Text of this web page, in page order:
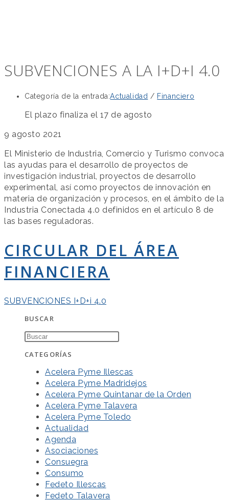
SUBVENCIONES A LA I+D+I 4.0
Categoría de la entrada:Actualidad / Financiero
El plazo finaliza el 17 de agosto
9 agosto 2021
El Ministerio de Industria, Comercio y Turismo convoca
las ayudas para el desarrollo de proyectos de
investigación industrial, proyectos de desarrollo
experimental, así como proyectos de innovación en
materia de organización y procesos, en el ámbito de la
Industria Conectada 4.0 definidos en el artículo 8 de
las bases reguladoras.
CIRCULAR DEL ÁREA
FINANCIERA
SUBVENCIONES I+D+i 4.0
BUSCAR
CATEGORÍAS
Acelera Pyme Illescas
Acelera Pyme Madridejos
Acelera Pyme Quintanar de la Orden
Acelera Pyme Talavera
Acelera Pyme Toledo
Actualidad
Agenda
Asociaciones
Consuegra
Consumo
Fedeto Illescas
Fedeto Talavera